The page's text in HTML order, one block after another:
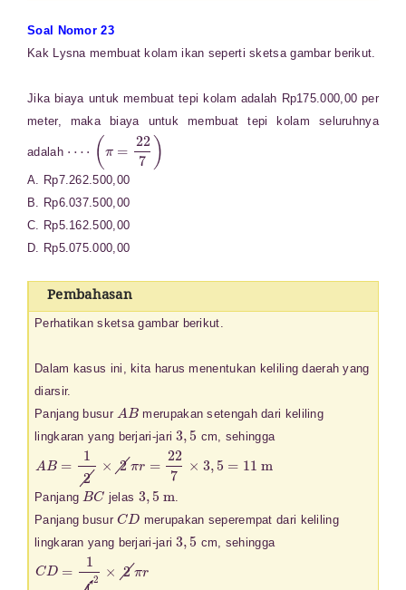
Soal Nomor 23
Kak Lysna membuat kolam ikan seperti sketsa gambar berikut.
Jika biaya untuk membuat tepi kolam adalah Rp175.000,00 per
meter, maka biaya untuk membuat tepi kolam seluruhnya
adalah
(π 7)
A. Rp7.262.500,00
B. Rp6.037.500,00
C. Rp5.162.500,00
D. Rp5.075.000,00
Pembahasan
Perhatikan sketsa gambar berikut.
Dalam kasus ini, kita harus menentukan keliling daerah yang
diarsir.
Panjang busur
A B
merupakan setengah dari keliling
lingkaran yang berjari-jari
3 5
cm, sehingga
A B= ×2 πr =227 5= 11 m
Panjang
BC
jelas
3 5
.
Panjang busur
CD
merupakan seperempat dari keliling
lingkaran yang berjari-jari
3 5
cm, sehingga
2× r